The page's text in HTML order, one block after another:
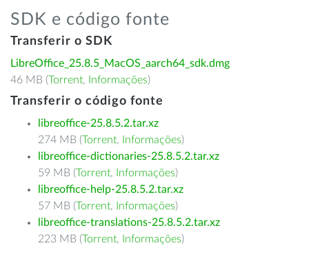
SDK e código fonte
Transferir o SDK
LibreOffice_25.8.5_MacOS_aarch64_sdk.dmg
46 MB (Torrent, Informações)
Transferir o código fonte
libreoffice-25.8.5.2.tar.xz
274 MB (Torrent, Informações)
libreoffice-dictionaries-25.8.5.2.tar.xz
59 MB (Torrent, Informações)
libreoffice-help-25.8.5.2.tar.xz
57 MB (Torrent, Informações)
libreoffice-translations-25.8.5.2.tar.xz
223 MB (Torrent, Informações)